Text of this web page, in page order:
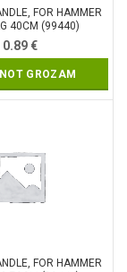
FOR HAMMER
40CM (99440)
0.89€
GROZAM
FOR HAMMER